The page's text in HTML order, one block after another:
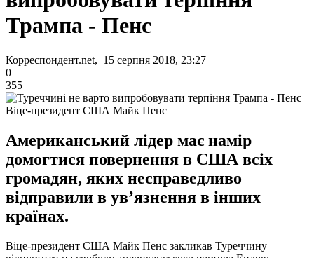
Трампа - Пенс
Корреспондент.net, 15 серпня 2018, 23:27
0
355
Віце-президент США Майк Пенс
Американський лідер має намір
домогтися повернення в США всіх
громадян, яких несправедливо
відправили в ув’язнення в інших
країнах.
Віце-президент США Майк Пенс закликав Туреччину